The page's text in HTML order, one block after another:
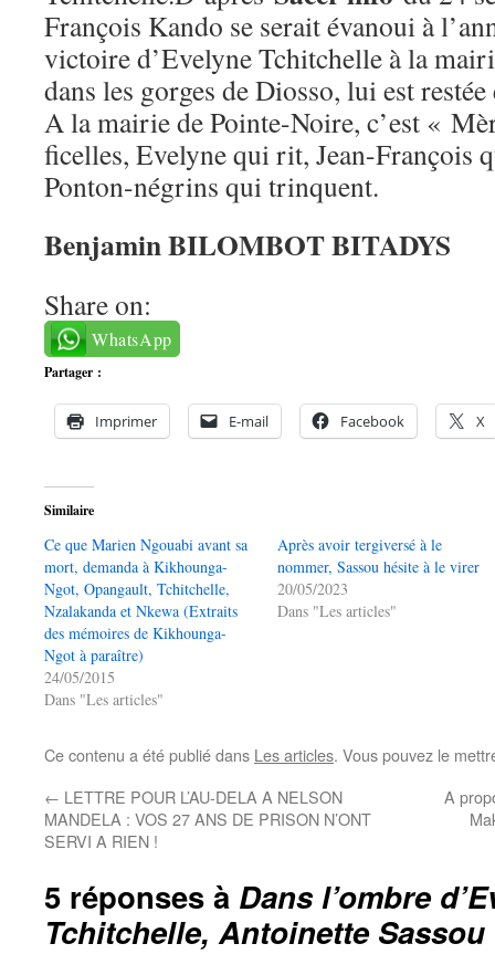
François Kando se serait évanoui à
victoire d’Evelyne Tchitchelle à la
dans les gorges de Diosso, lui est
A la mairie de Pointe-Noire, c’est «
ficelles, Evelyne qui rit, Jean-François
Ponton-négrins qui trinquent.
Benjamin BILOMBOT BITADYS
Share on:
WhatsApp
Partager :
Imprimer E-mail Facebook X
Similaire
Ce que Marien Ngouabi avant sa
mort, demanda à Kikhounga-
Ngot, Opangault, Tchitchelle,
Nzalakanda et Nkewa (Extraits
des mémoires de Kikhounga-
Ngot à paraître)
24/05/2015
Dans "Les articles"
Après avoir tergiversé à le
nommer, Sassou hésite à le virer
20/05/2023
Dans "Les articles"
Ce contenu a été publié dans Les articles. Vous pouvez le
← LETTRE POUR L’AU-DELA A NELSON
MANDELA : VOS 27 ANS DE PRISON N’ONT
SERVI A RIEN !
A
5 réponses à Dans l’ombre
Tchitchelle, Antoinette Sassou